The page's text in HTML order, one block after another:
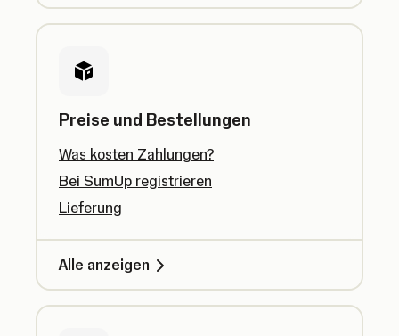
Preise und Bestellungen
Was kosten Zahlungen?
Bei SumUp registrieren
Lieferung
Alle anzeigen